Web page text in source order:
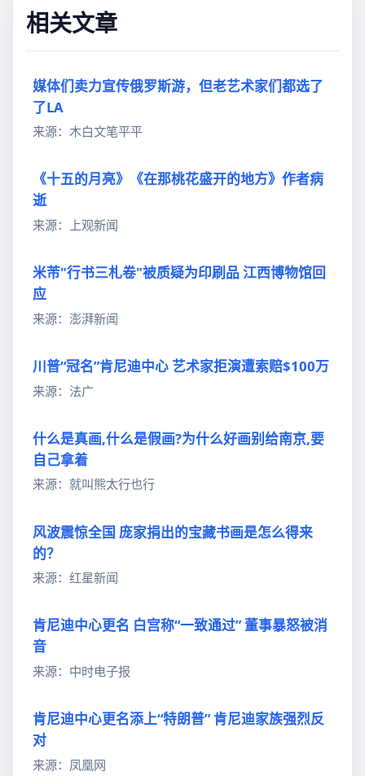
相关文章
媒体们卖力宣传俄罗斯游，但老艺术家们都选了
了LA
来源：木白文笔平平
《十五的月亮》《在那桃花盛开的地方》作者病
逝
来源：上观新闻
米芾"行书三札卷"被质疑为印刷品 江西博物馆回
应
来源：澎湃新闻
川普“冠名”肯尼迪中心 艺术家拒演遭索赔$100万
来源：法广
什么是真画,什么是假画?为什么好画别给南京,要
自己拿着
来源：就叫熊太行也行
风波震惊全国 庞家捐出的宝藏书画是怎么得来
的？
来源：红星新闻
肯尼迪中心更名 白宫称“一致通过” 董事暴怒被消
音
来源：中时电子报
肯尼迪中心更名添上“特朗普” 肯尼迪家族强烈反
对
来源：凤凰网